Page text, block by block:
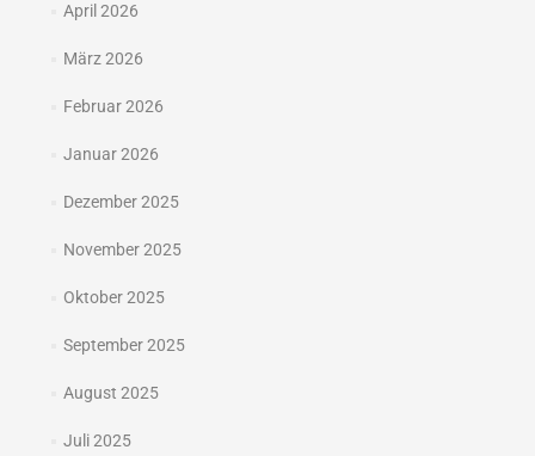
April 2026
März 2026
Februar 2026
Januar 2026
Dezember 2025
November 2025
Oktober 2025
September 2025
August 2025
Juli 2025